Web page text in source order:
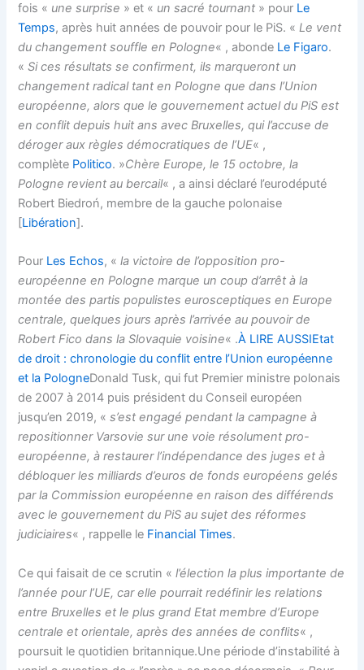
fois « une surprise » et « un sacré tournant » pour Le
Temps, après huit années de pouvoir pour le PiS. «Le vent
du changement souffle en Pologne« , abonde Le Figaro.
«Si ces résultats se confirment, ils marqueront un
changement radical tant en Pologne que dans l’Union
européenne, alors que le gouvernement actuel du PiS est
en conflit depuis huit ans avec Bruxelles, qui l’accuse de
déroger aux règles démocratiques de l’UE« ,
complète Politico. »Chère Europe, le 15 octobre, la
Pologne revient au bercail« , a ainsi déclaré l’eurodéputé
Robert Biedroń, membre de la gauche polonaise
[Libération].
Pour Les Echos, «la victoire de l’opposition pro-
européenne en Pologne marque un coup d’arrêt à la
montée des partis populistes eurosceptiques en Europe
centrale, quelques jours après l’arrivée au pouvoir de
Robert Fico dans la Slovaquie voisine« .À LIRE AUSSIEtat
de droit : chronologie du conflit entre l’Union européenne
et la PologneDonald Tusk, qui fut Premier ministre polonais
de 2007 à 2014 puis président du Conseil européen
jusqu’en 2019, «s’est engagé pendant la campagne à
repositionner Varsovie sur une voie résolument pro-
européenne, à restaurer l’indépendance des juges et à
débloquer les milliards d’euros de fonds européens gelés
par la Commission européenne en raison des différends
avec le gouvernement du PiS au sujet des réformes
judiciaires« , rappelle le Financial Times.
Ce qui faisait de ce scrutin «l’élection la plus importante de
l’année pour l’UE, car elle pourrait redéfinir les relations
entre Bruxelles et le plus grand Etat membre d’Europe
centrale et orientale, après des années de conflits« ,
poursuit le quotidien britannique.Une période d’instabilité à